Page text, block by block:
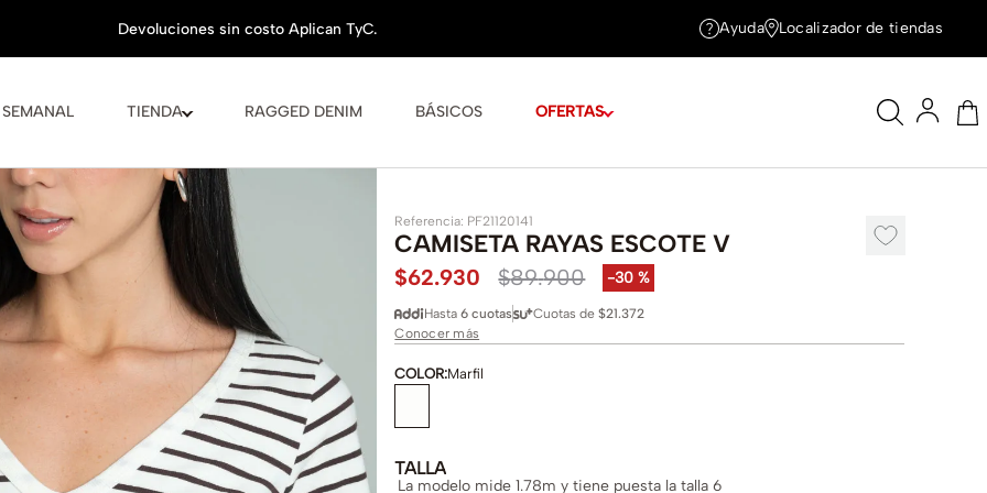
TIENDA RAGGED DENIM BÁSICOS OFERTAS
Ayuda Localizador de tiendas
Referencia: PF21120141
CAMISETA RAYAS ESCOTE V
$62.930 $89.900 -30 %
Hasta6 cuotas Cuotas de$21.372
Conocer más
COLOR:Marfil
TALLA
La modelo mide 1.78m y tiene puesta la talla 6